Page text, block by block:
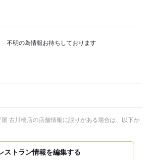
不明の為情報お待ちしております
古川橋店の店舗情報に誤りがある場合は、以下か